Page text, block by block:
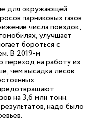
для окружающей
парниковых газов
числа поездок,
улучшает
бороться с
В 2019-м
переход на работу из
чем высадка лесов.
на 3,6 млн тонн.
надо было